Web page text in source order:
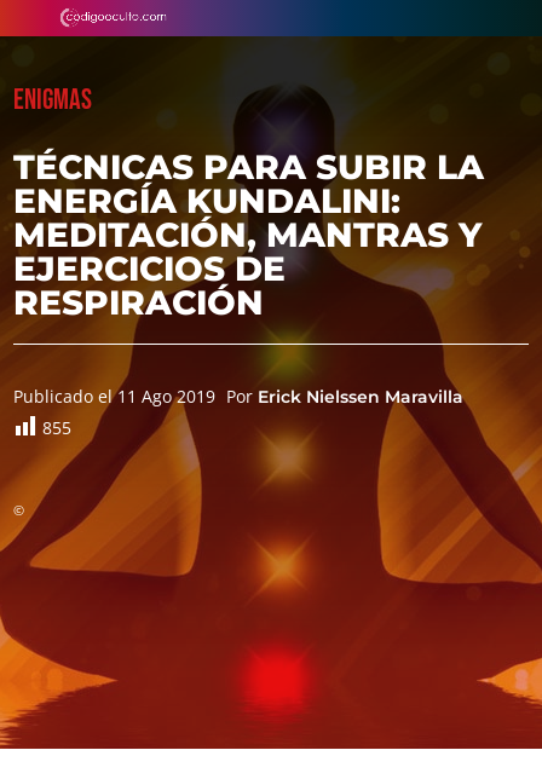
ENIGMAS
TÉCNICAS PARA SUBIR LA
ENERGÍA KUNDALINI:
MEDITACIÓN, MANTRAS Y
EJERCICIOS DE
RESPIRACIÓN
Publicado el 11 Ago 2019 Por Erick Nielssen Maravilla
855
©